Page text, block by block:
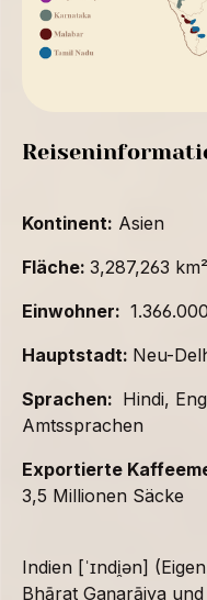
Kontinent: Asien
Fläche: 3,287,263 km²
Einwohner:
Hauptstadt: Neu-
Sprachen: Hindi,
Amtssprachen
Exportierte
3,5 Millionen Säcke
Indien [ˈɪndi̯ən]
Bhārat Gaṇarājya